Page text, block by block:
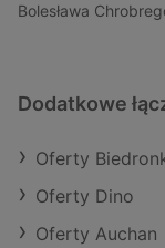
Bolesława
Dodatkowe
Oferty
Oferty Dino
Oferty Auchan